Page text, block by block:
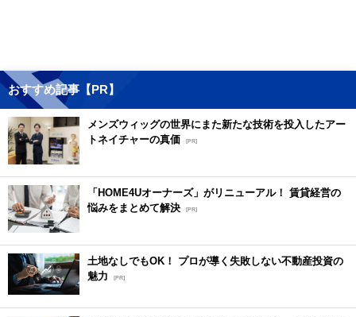
おすすめ記事【PR】
メンズウィッグの世界にまた新たな技術を投入したアー
トネイチャーの真価 [PR]
「HOME4Uオーナーズ」がリニューアル！ 賃貸経営の
悩みをまとめて解決 [PR]
土地なしでもOK！ プロが導く失敗しない不動産投資の
魅力
[PR]